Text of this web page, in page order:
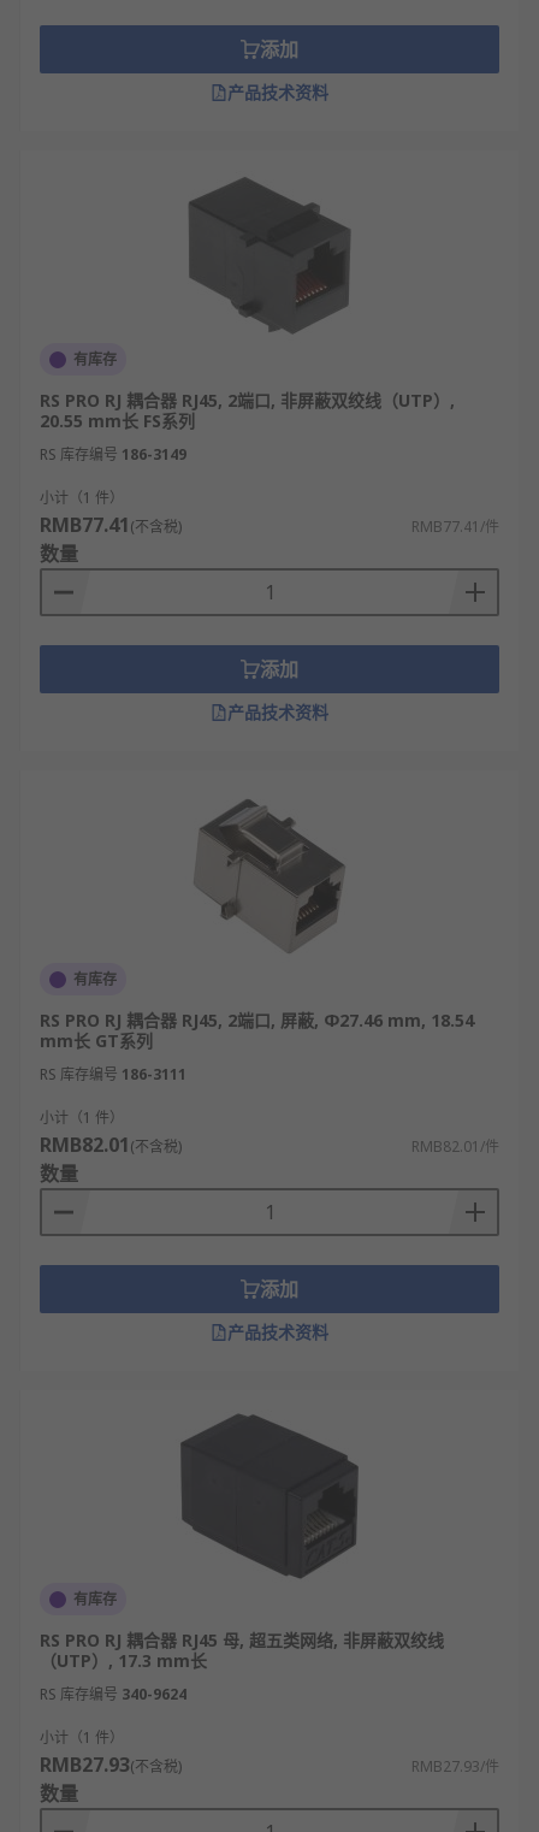
添加
产品技术资料
有库存
RS PRO RJ 耦合器 RJ45, 2端口, 非屏蔽双绞线（UTP）,
20.55 mm长 FS系列
RS 库存编号 186-3149
小计（1 件）
RMB77.41(不含税) RMB77.41/件
数量
添加
产品技术资料
有库存
RS PRO RJ 耦合器 RJ45, 2端口, 屏蔽, Φ27.46 mm, 18.54
mm长 GT系列
RS 库存编号 186-3111
小计（1 件）
RMB82.01(不含税) RMB82.01/件
数量
添加
产品技术资料
有库存
RS PRO RJ 耦合器 RJ45 母, 超五类网络, 非屏蔽双绞线
（UTP）, 17.3 mm长
RS 库存编号 340-9624
小计（1 件）
RMB27.93(不含税) RMB27.93/件
数量